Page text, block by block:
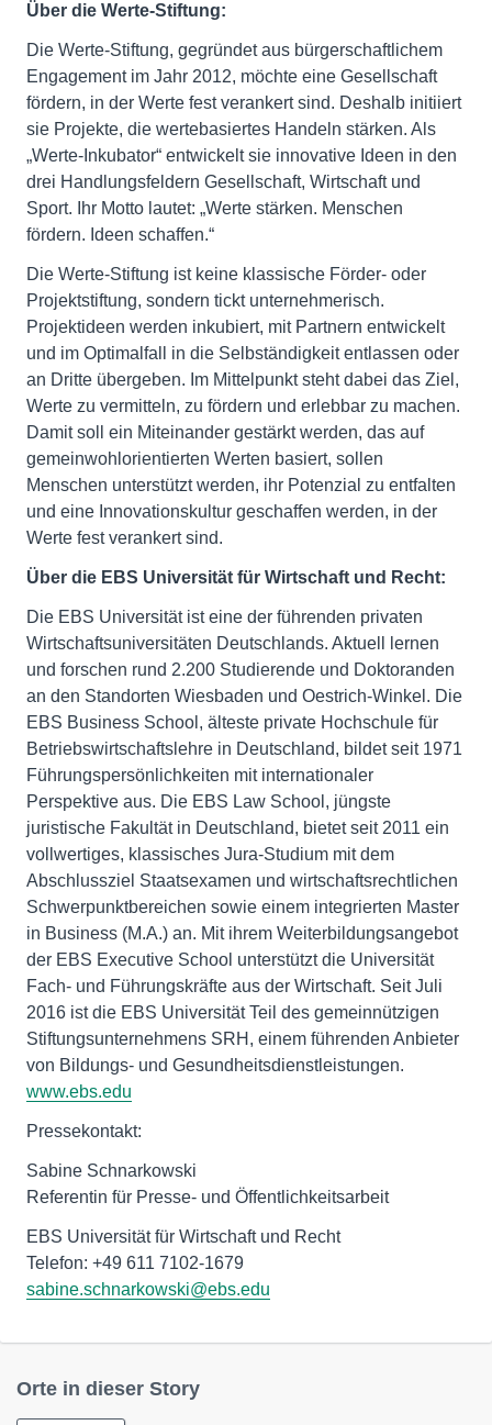
Über die Werte-Stiftung:
Die Werte-Stiftung, gegründet aus bürgerschaftlichem
Engagement im Jahr 2012, möchte eine Gesellschaft
fördern, in der Werte fest verankert sind. Deshalb initiiert
sie Projekte, die wertebasiertes Handeln stärken. Als
„Werte-Inkubator“ entwickelt sie innovative Ideen in den
drei Handlungsfeldern Gesellschaft, Wirtschaft und
Sport. Ihr Motto lautet: „Werte stärken. Menschen
fördern. Ideen schaffen.“
Die Werte-Stiftung ist keine klassische Förder- oder
Projektstiftung, sondern tickt unternehmerisch.
Projektideen werden inkubiert, mit Partnern entwickelt
und im Optimalfall in die Selbständigkeit entlassen oder
an Dritte übergeben. Im Mittelpunkt steht dabei das Ziel,
Werte zu vermitteln, zu fördern und erlebbar zu machen.
Damit soll ein Miteinander gestärkt werden, das auf
gemeinwohlorientierten Werten basiert, sollen
Menschen unterstützt werden, ihr Potenzial zu entfalten
und eine Innovationskultur geschaffen werden, in der
Werte fest verankert sind.
Über die EBS Universität für Wirtschaft und Recht:
Die EBS Universität ist eine der führenden privaten
Wirtschaftsuniversitäten Deutschlands. Aktuell lernen
und forschen rund 2.200 Studierende und Doktoranden
an den Standorten Wiesbaden und Oestrich-Winkel. Die
EBS Business School, älteste private Hochschule für
Betriebswirtschaftslehre in Deutschland, bildet seit 1971
Führungspersönlichkeiten mit internationaler
Perspektive aus. Die EBS Law School, jüngste
juristische Fakultät in Deutschland, bietet seit 2011 ein
vollwertiges, klassisches Jura-Studium mit dem
Abschlussziel Staatsexamen und wirtschaftsrechtlichen
Schwerpunktbereichen sowie einem integrierten Master
in Business (M.A.) an. Mit ihrem Weiterbildungsangebot
der EBS Executive School unterstützt die Universität
Fach- und Führungskräfte aus der Wirtschaft. Seit Juli
2016 ist die EBS Universität Teil des gemeinnützigen
Stiftungsunternehmens SRH, einem führenden Anbieter
von Bildungs- und Gesundheitsdienstleistungen.
www.ebs.edu
Pressekontakt:
Sabine Schnarkowski
Referentin für Presse- und Öffentlichkeitsarbeit
EBS Universität für Wirtschaft und Recht
sabine.schnarkowski@ebs.edu
Orte in dieser Story